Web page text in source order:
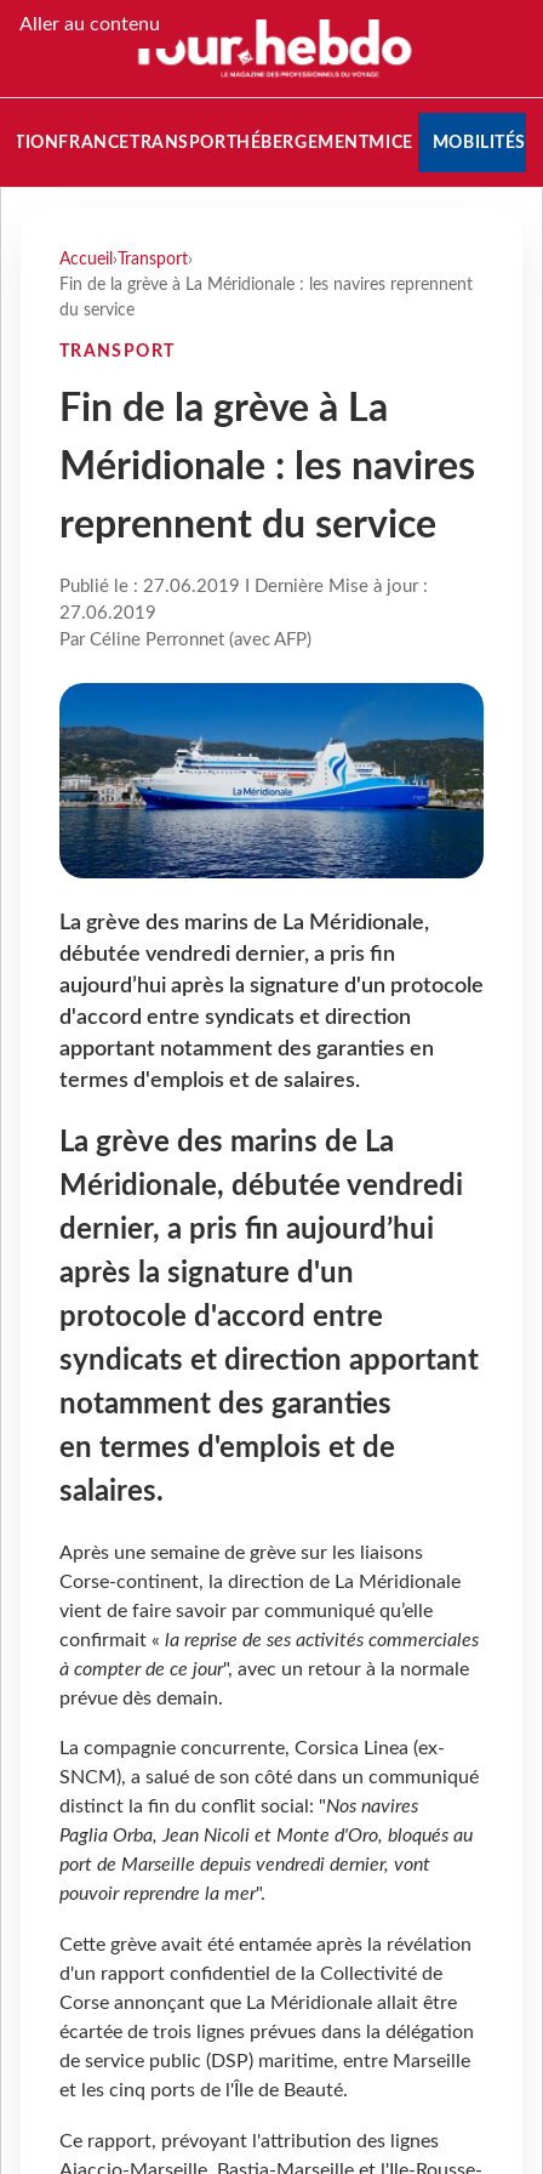
Aller au contenu
FRANCETRANSPORT HÉBERGEMENTMICE MOBILITÉS
Accueil › Transport›
Fin de la grève à La Méridionale : les navires reprennent
du service
TRANSPORT
Fin de la grève à La
Méridionale : les navires
reprennent du service
Publié le : 27.06.2019 I Dernière Mise à jour :
27.06.2019
Par Céline Perronnet (avec AFP)
La grève des marins de La Méridionale,
débutée vendredi dernier, a pris fin
aujourd’hui après la signature d'un protocole
d'accord entre syndicats et direction
apportant notamment des garanties en
termes d'emplois et de salaires.
La grève des marins de La
Méridionale, débutée vendredi
dernier, a pris fin aujourd’hui
après la signature d'un
protocole d'accord entre
syndicats et direction apportant
notamment des garanties
en termes d'emplois et de
salaires.
Après une semaine de grève sur les liaisons
Corse-continent, la direction de La Méridionale
vient de faire savoir par communiqué qu’elle
confirmait « la reprise de ses activités commerciales
à compter de ce jour", avec un retour à la normale
prévue dès demain.
La compagnie concurrente, Corsica Linea (ex-
SNCM), a salué de son côté dans un communiqué
distinct la fin du conflit social: "Nos navires
Paglia Orba, Jean Nicoli et Monte d'Oro, bloqués au
port de Marseille depuis vendredi dernier, vont
pouvoir reprendre la mer".
Cette grève avait été entamée après la révélation
d'un rapport confidentiel de la Collectivité de
Corse annonçant que La Méridionale allait être
écartée de trois lignes prévues dans la délégation
de service public (DSP) maritime, entre Marseille
et les cinq ports de l'Île de Beauté.
Ce rapport, prévoyant l'attribution des lignes